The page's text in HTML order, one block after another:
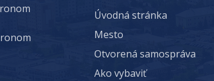
Úvodná stránka
Mesto
Otvorená samospráva
Ako vybaviť